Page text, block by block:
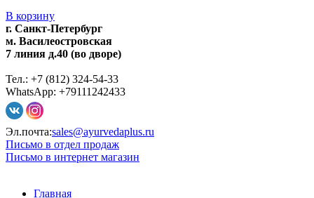
В корзину
г. Санкт-Петербург
м. Василеостровская
7 линия д.40 (во дворе)
Тел.: +7 (812) 324-54-33
WhatsApp: +79111242433
Эл.почта:sales@ayurvedaplus.ru
Письмо в отдел продаж
Письмо в интернет магазин
Главная